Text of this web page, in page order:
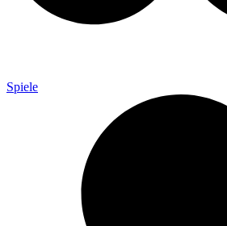
Spiele